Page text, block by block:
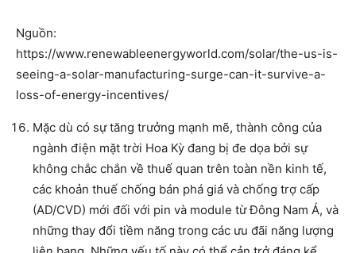
Nguồn:
https://www.renewableenergyworld.com/solar/the-us-is-
seeing-a-solar-manufacturing-surge-can-it-survive-a-
loss-of-energy-incentives/
Mặc dù có sự tăng trưởng mạnh mẽ, thành công của
ngành điện mặt trời Hoa Kỳ đang bị đe dọa bởi sự
không chắc chắn về thuế quan trên toàn nền kinh tế,
các khoản thuế chống bán phá giá và chống trợ cấp
(AD/CVD) mới đối với pin và module từ Đông Nam Á, và
những thay đổi tiềm năng trong các ưu đãi năng lượng